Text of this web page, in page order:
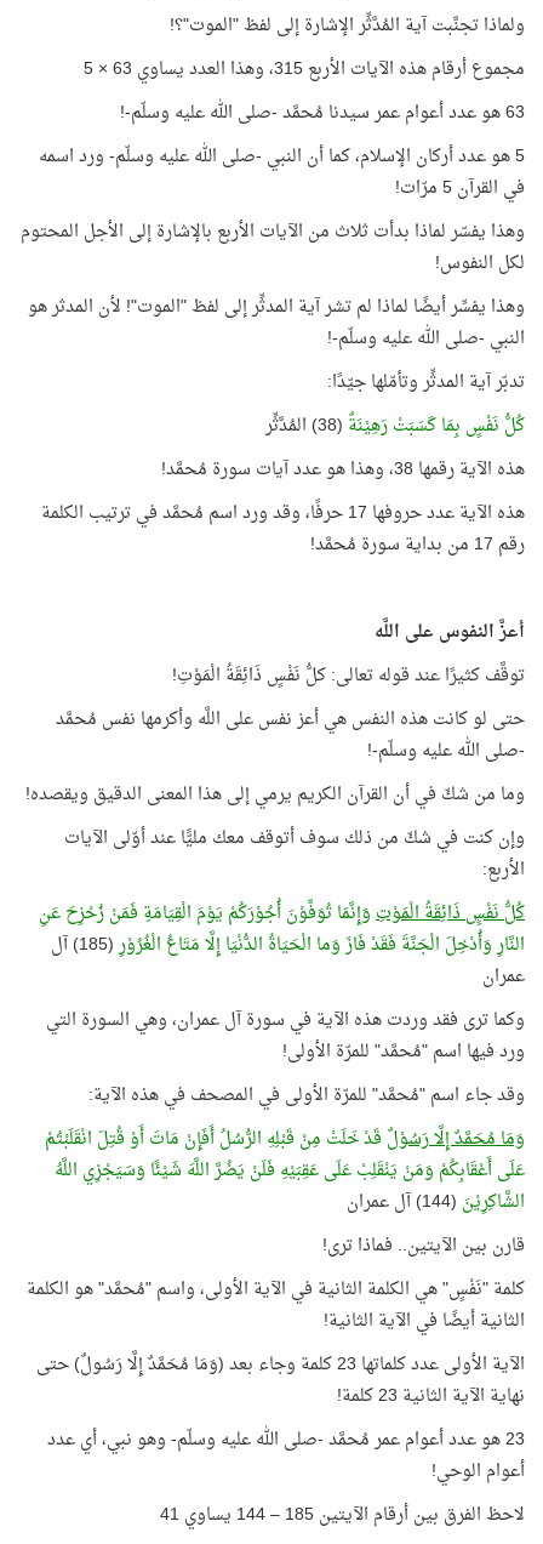
ولماذا تجنَّبت آية المُدَّثِّر الإشارة إلى لفظ "الموت"؟!
مجموع أرقام هذه الآيات الأربع 315، وهذا العدد يساوي 63 × 5
63 هو عدد أعوام عمر سيدنا مُحمَّد -صلى الله عليه وسلّم-!
5 هو عدد أركان الإسلام، كما أن النبي -صلى الله عليه وسلّم- ورد اسمه
في القرآن 5 مرّات!
وهذا يفسّر لماذا بدأت ثلاث من الآيات الأربع بالإشارة إلى الأجل المحتوم
لكل النفوس!
وهذا يفسِّر أيضًا لماذا لم تشر آية المدثِّر إلى لفظ "الموت"! لأن المدثر هو
النبي -صلى الله عليه وسلّم-!
تدبّر آية المدثِّر وتأمّلها جيّدًا:
كُلُّ نَفْسٍ بِمَا كَسَبَتْ رَهِيْنَةٌ (38) المُدَّثِّر
هذه الآية رقمها 38، وهذا هو عدد آيات سورة مُحمَّد!
هذه الآية عدد حروفها 17 حرفًا، وقد ورد اسم مُحمَّد في ترتيب الكلمة
رقم 17 من بداية سورة مُحمَّد!
أعزَّ النفوس على اللَّه
توقَّف كثيرًا عند قوله تعالى: كلُّ نَفْسٍ ذَائِقَةُ الْمَوْتِ!
حتى لو كانت هذه النفس هي أعز نفس على اللَّه وأكرمها نفس مُحمَّد
-صلى الله عليه وسلّم-!
وما من شكّ في أن القرآن الكريم يرمي إلى هذا المعنى الدقيق ويقصده!
وإن كنت في شكّ من ذلك سوف أتوقف معك مليًّا عند أوّلى الآيات
الأربع:
كُلُّ نَفْسٍ ذَائِقَةُ الْمَوْتِوَإِنَّمَا تُوَفَّوْنَ أُجُوْرَكُمْ يَوْمَ الْقِيَامَةِ فَمَنْ زُحْزِحَ عَنِ
النَّارِ وَأُدْخِلَ الْجَنَّةَ فَقَدْ فَازَ وَما الْحَيَاةُ الدُّنْيَا إِلَّا مَتَاعُ الْغُرُوْرِ
(185) آل
عمران
وكما ترى فقد وردت هذه الآية في سورة آل عمران، وهي السورة التي
ورد فيها اسم "مُحمَّد" للمرّة الأولى!
وقد جاء اسم "مُحمَّد" للمرّة الأولى في المصحف في هذه الآية:
وَمَا مُحَمَّدٌ إِلَّا رَسُوْلٌ قَدْ خَلَتْ مِنْ قَبْلِهِ الرُّسُلُ أَفَإِنْ مَاتَ أَوْ قُتِلَ انْقَلَبْتُمْ
عَلَى أَعْقَابِكُمْ وَمَنْ يَنْقَلِبْ عَلَى عَقِبَيْهِ فَلَنْ يَضُرَّ اللَّهَ شَيْئًا وَسَيَجْزِي اللَّهُ
الشَّاكِرِيْنَ (144) آل عمران
قارن بين الآيتين.. فماذا ترى!
كلمة "نَفْسٍ" هي الكلمة الثانية في الآية الأولى، واسم "مُحمَّد" هو الكلمة
الثانية أيضًا في الآية الثانية!
الآية الأولى عدد كلماتها 23 كلمة وجاء بعد (وَمَا مُحَمَّدٌ إِلَّا رَسُولٌ) حتى
نهاية الآية الثانية 23 كلمة!
23 هو عدد أعوام عمر مُحمَّد -صلى الله عليه وسلّم- وهو نبي، أي عدد
أعوام الوحي!
لاحظ الفرق بين أرقام الآيتين 185 – 144 يساوي 41